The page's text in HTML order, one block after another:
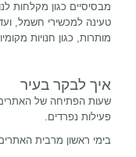
מבסיסיים כגון מקלחות
טעינה למכשירי חשמל,
מותרות, כגון חנויות
איך לבקר בעיר
שעות הפתיחה של האתרים
פעילות נפרדים.
בימי ראשון מרבית